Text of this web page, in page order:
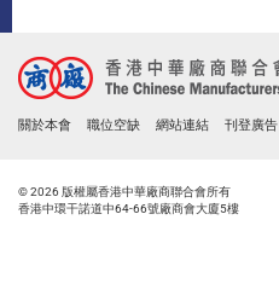
關於本會 職位空缺 網站連結 刊登廣告
© 2026 版權屬香港中華廠商聯合會所有
香港中環干諾道中64-66號廠商會大廈5樓